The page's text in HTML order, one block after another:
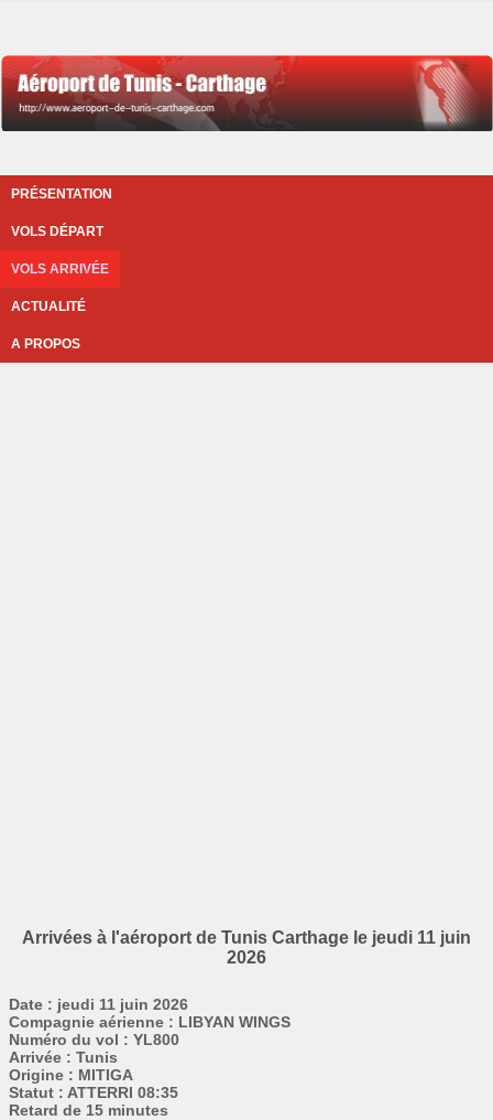
PRÉSENTATION
VOLS DÉPART
VOLS ARRIVÉE
ACTUALITÉ
A PROPOS
Arrivées à l'aéroport de Tunis Carthage le jeudi 11 juin
2026
Date : jeudi 11 juin 2026
Compagnie aérienne : LIBYAN WINGS
Numéro du vol : YL800
Arrivée : Tunis
Origine : MITIGA
Statut : ATTERRI 08:35
Retard de 15 minutes